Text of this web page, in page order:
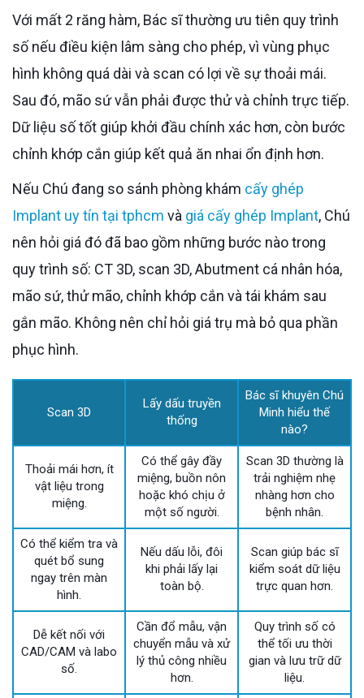
Với mất 2 răng hàm, Bác sĩ thường ưu tiên quy trình
số nếu điều kiện lâm sàng cho phép, vì vùng phục
hình không quá dài và scan có lợi về sự thoải mái.
Sau đó, mão sứ vẫn phải được thử và chỉnh trực tiếp.
Dữ liệu số tốt giúp khởi đầu chính xác hơn, còn bước
chỉnh khớp cắn giúp kết quả ăn nhai ổn định hơn.
Nếu Chú đang so sánh phòng khám cấy ghép
Implant uy tín tại tphcm và giá cấy ghép Implant, Chú
nên hỏi giá đó đã bao gồm những bước nào trong
quy trình số: CT 3D, scan 3D, Abutment cá nhân hóa,
mão sứ, thử mão, chỉnh khớp cắn và tái khám sau
gắn mão. Không nên chỉ hỏi giá trụ mà bỏ qua phần
phục hình.
Scan 3D
Lấy dấu truyền
thống
Bác sĩ khuyên Chú
Minh hiểu thế
nào?
Thoải mái hơn, ít
vật liệu trong
miệng.
Có thể gây đầy
miệng, buồn nôn
hoặc khó chịu ở
một số người.
Scan 3D thường là
trải nghiệm nhẹ
nhàng hơn cho
bệnh nhân.
Có thể kiểm tra và
quét bổ sung
ngay trên màn
hình.
Nếu dấu lỗi, đôi
khi phải lấy lại
toàn bộ.
Scan giúp bác sĩ
kiểm soát dữ liệu
trực quan hơn.
Dễ kết nối với
CAD/CAM và labo
số.
Cần đổ mẫu, vận
chuyển mẫu và xử
lý thủ công nhiều
hơn.
Quy trình số có
thể tối ưu thời
gian và lưu trữ dữ
liệu.